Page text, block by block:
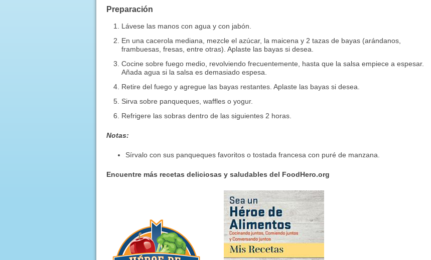
Preparación
Lávese las manos con agua y con jabón.
En una cacerola mediana, mezcle el azúcar, la maicena y 2 tazas de bayas (arándanos,
frambuesas, fresas, entre otras). Aplaste las bayas si desea.
Cocine sobre fuego medio, revolviendo frecuentemente, hasta que la salsa empiece a espesar.
Añada agua si la salsa es demasiado espesa.
Retire del fuego y agregue las bayas restantes. Aplaste las bayas si desea.
Sirva sobre panqueques, waffles o yogur.
Refrigere las sobras dentro de las siguientes 2 horas.
Notas:
Sírvalo con sus panqueques favoritos o tostada francesa con puré de manzana.
Encuentre más recetas deliciosas y saludables del FoodHero.org